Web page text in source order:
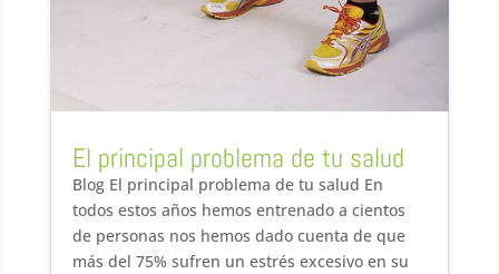
El principal problema de tu salud
Blog El principal problema de tu salud En
todos estos años hemos entrenado a cientos
de personas nos hemos dado cuenta de que
más del 75% sufren un estrés excesivo en su